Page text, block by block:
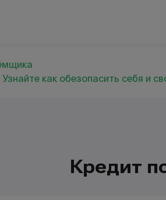
как обезопасить себя и
Кредит